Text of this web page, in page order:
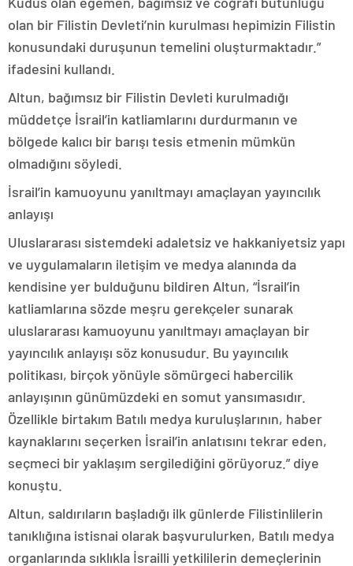
olan bir Filistin Devleti’nin kurulması hepimizin Filistin
konusundaki duruşunun temelini oluşturmaktadır.”
ifadesini kullandı.
Altun, bağımsız bir Filistin Devleti kurulmadığı
müddetçe İsrail’in katliamlarını durdurmanın ve
bölgede kalıcı bir barışı tesis etmenin mümkün
olmadığını söyledi.
İsrail’in kamuoyunu yanıltmayı amaçlayan yayıncılık
anlayışı
Uluslararası sistemdeki adaletsiz ve hakkaniyetsiz yapı
ve uygulamaların iletişim ve medya alanında da
kendisine yer bulduğunu bildiren Altun, “İsrail’in
katliamlarına sözde meşru gerekçeler sunarak
uluslararası kamuoyunu yanıltmayı amaçlayan bir
yayıncılık anlayışı söz konusudur. Bu yayıncılık
politikası, birçok yönüyle sömürgeci habercilik
anlayışının günümüzdeki en somut yansımasıdır.
Özellikle birtakım Batılı medya kuruluşlarının, haber
kaynaklarını seçerken İsrail’in anlatısını tekrar eden,
seçmeci bir yaklaşım sergilediğini görüyoruz.” diye
konuştu.
Altun, saldırıların başladığı ilk günlerde Filistinlilerin
tanıklığına istisnai olarak başvurulurken, Batılı medya
organlarında sıklıkla İsrailli yetkililerin demeçlerinin